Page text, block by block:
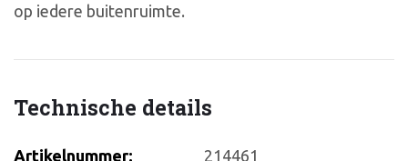
op iedere buitenruimte.
Technische details
Artikelnummer: 214461